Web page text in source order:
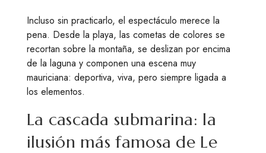
Incluso sin practicarlo, el espectáculo merece la
pena. Desde la playa, las cometas de colores se
recortan sobre la montaña, se deslizan por encima
de la laguna y componen una escena muy
mauriciana: deportiva, viva, pero siempre ligada a
los elementos.
La cascada submarina: la
ilusión más famosa de Le